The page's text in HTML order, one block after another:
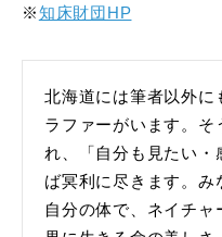
※知床財団HP
北海道には筆者以外に
ラファーがいます。そ
れ、「自分も見たい・
ば冥利に尽きます。み
自分の体で、ネイチ